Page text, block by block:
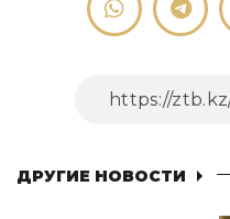
ДРУГИЕ НОВОСТИ